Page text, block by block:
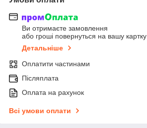
Ви отримаєте замовлення
або гроші повернуться на вашу картку
Детальніше
Оплатити частинами
Післяплата
Оплата на рахунок
Всі умови оплати